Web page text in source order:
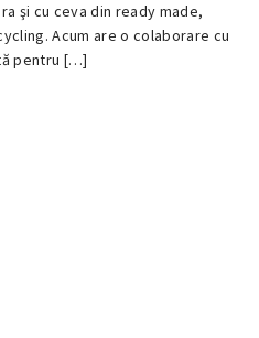
şi cu ceva din ready made,
Acum are o colaborare cu
pentru […]